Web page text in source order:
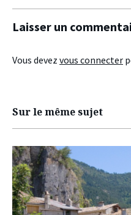
Laisser un
Vous devez vous connecter
Sur le même sujet